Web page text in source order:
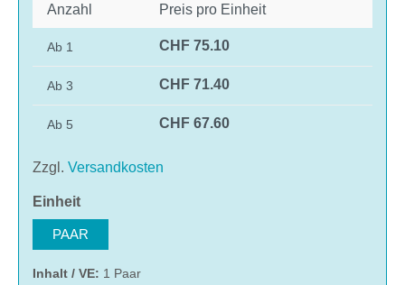
Anzahl Preis pro Einheit
Ab 1 CHF 75.10
Ab 3 CHF 71.40
Ab 5 CHF 67.60
Zzgl. Versandkosten
Einheitauswählen
PAAR
Inhalt / VE: 1 Paar